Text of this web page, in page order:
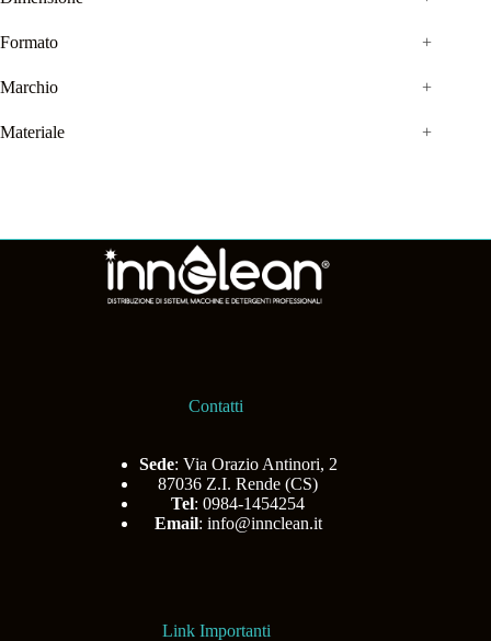
Formato +
Marchio +
Materiale +
Contatti
Sede: Via Orazio Antinori, 2
87036 Z.I. Rende (CS)
Tel: 0984-1454254
Email: info@innclean.it
Link Importanti